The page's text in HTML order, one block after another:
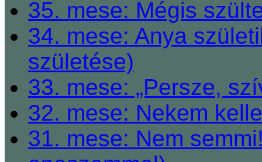
35. mese: Mégis
34. mese: Anya
születése)
33. mese: „Persze,
32. mese: Nekem
31. mese: Nem